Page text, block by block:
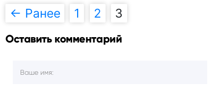
Навигация
комментариям
← Ранее 1 2 3
Оставить комментарий